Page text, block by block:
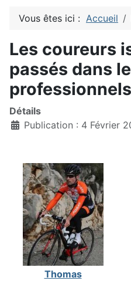
Vous êtes ici : Accueil
Les coureurs
passés dans
professionnels
Détails
Publication : 4 Février
Thomas